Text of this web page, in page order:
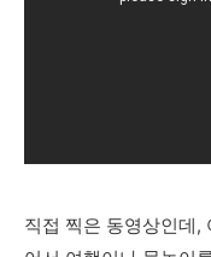
직접 찍은 동영상인데,